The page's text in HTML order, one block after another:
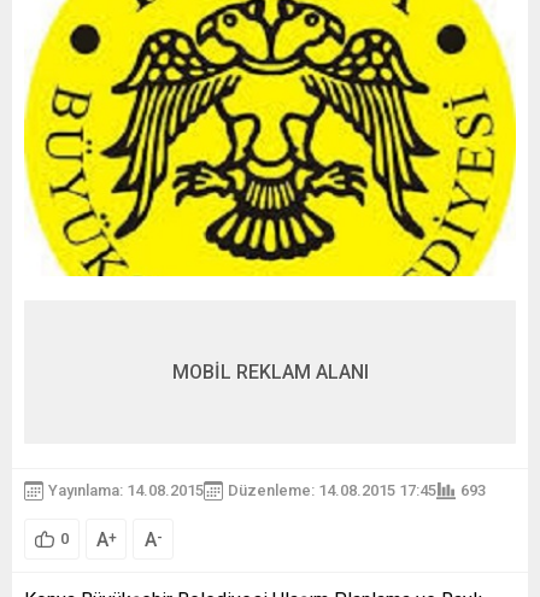
MOBİL REKLAM ALANI
Yayınlama: 14.08.2015 Düzenleme: 14.08.2015 17:45 693
0 A+ A-